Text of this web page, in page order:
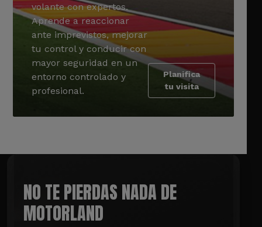
volante con expertos.
Aprende a reaccionar
ante imprevistos, mejorar
tu control y conducir con
mayor seguridad en un
entorno controlado y
profesional.
Planifica
tu visita
NO TE PIERDAS NADA DE
MOTORLAND